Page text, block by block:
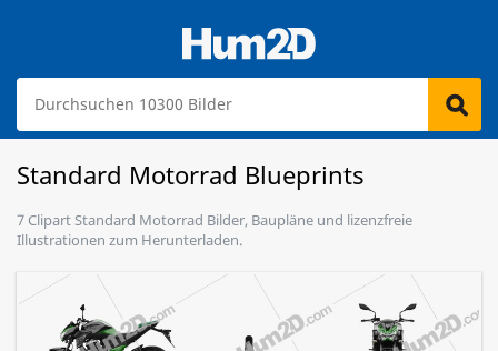
Standard Motorrad Blueprints
7 Clipart Standard Motorrad Bilder, Baupläne und lizenzfreie
Illustrationen zum Herunterladen.